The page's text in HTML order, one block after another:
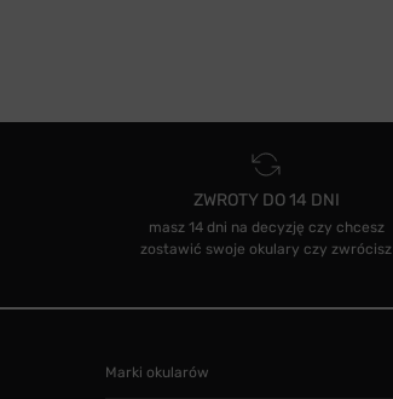
ZWROTY DO 14 DNI
masz 14 dni na decyzję czy chcesz
zostawić swoje okulary czy zwrócisz
Marki okularów